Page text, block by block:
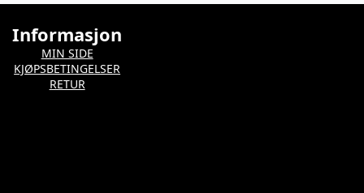
antall
Informasjon
MIN SIDE
KJØPSBETINGELSER
RETUR